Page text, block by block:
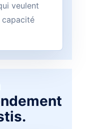
veulent
capacité